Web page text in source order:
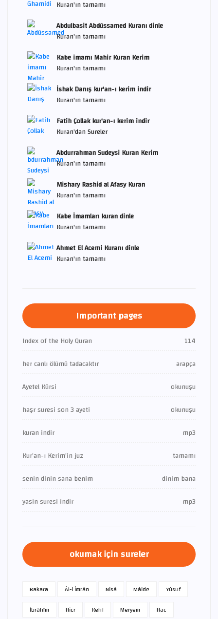
Kuran'ın tamamı
Abdulbasit Abdüssamed Kuranı dinle
Kuran'ın tamamı
Kabe imamı Mahir Kuran Kerim
Kuran'ın tamamı
İshak Danış kur'an-ı kerim indir
Kuran'ın tamamı
Fatih Çollak kur'an-ı kerim indir
Kuran'dan Sureler
Abdurrahman Sudeysi Kuran Kerim
Kuran'ın tamamı
Mishary Rashid al Afasy Kuran
Kuran'ın tamamı
Kabe İmamları kuran dinle
Kuran'ın tamamı
Ahmet El Acemi Kuranı dinle
Kuran'ın tamamı
Important pages
Index of the Holy Quran
114
her canlı ölümü tadacaktır
arapça
Ayetel Kürsi
okunuşu
haşr suresi son 3 ayeti
okunuşu
kuran indir
mp3
Kur'an-ı Kerim'in juz
tamamı
senin dinin sana benim
dinim bana
yasin suresi indir
mp3
okumak için sureler
Bakara Âl-i İmrân Nisâ Mâide
Yûsuf
İbrâhîm
Hicr Kehf Meryem
Hac